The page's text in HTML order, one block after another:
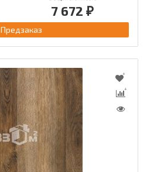
7 672 ₽
Предзаказ